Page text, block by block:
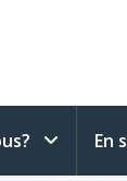
En